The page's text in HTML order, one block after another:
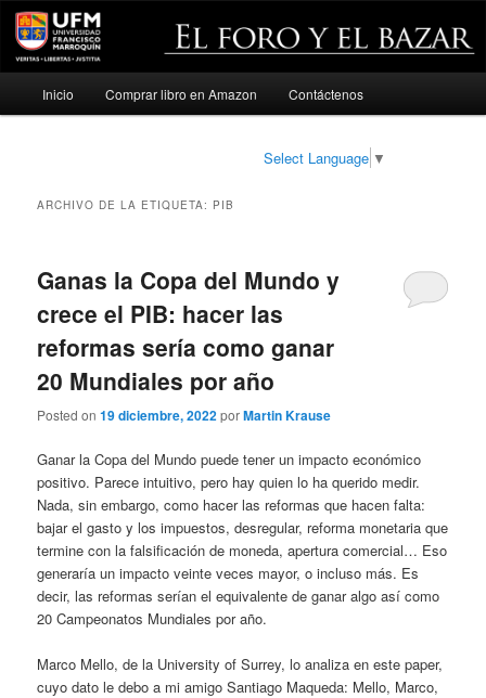
Ir
Ir
Inicio Comprar libro en Amazon Contáctenos
Select Language ▼
ARCHIVO DE LA ETIQUETA: PIB
Ganas la Copa del Mundo y
crece el PIB: hacer las
reformas sería como ganar
20 Mundiales por año
Posted on19 diciembre, 2022porMartin Krause
Ganar la Copa del Mundo puede tener un impacto económico
positivo. Parece intuitivo, pero hay quien lo ha querido medir.
Nada, sin embargo, como hacer las reformas que hacen falta:
bajar el gasto y los impuestos, desregular, reforma monetaria que
termine con la falsificación de moneda, apertura comercial… Eso
generaría un impacto veinte veces mayor, o incluso más. Es
decir, las reformas serían el equivalente de ganar algo así como
20 Campeonatos Mundiales por año.
Marco Mello, de la University of Surrey, lo analiza en este paper,
cuyo dato le debo a mi amigo Santiago Maqueda: Mello, Marco,